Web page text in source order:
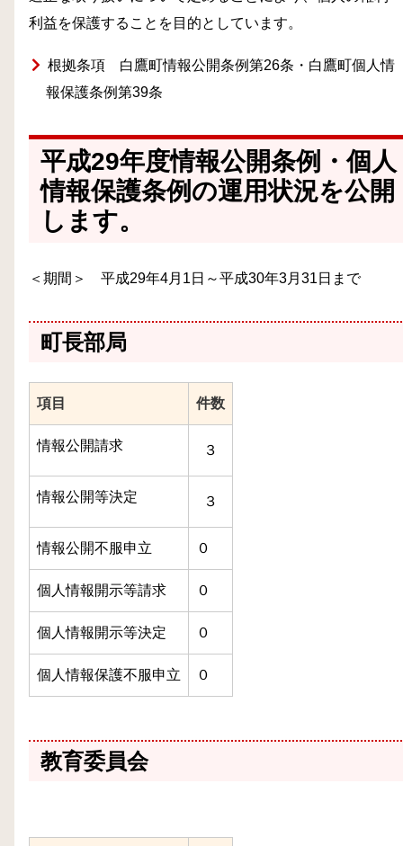
利益を保護することを目的としています。
根拠条項 白鷹町情報公開条例第26条・白鷹町個人情
報保護条例第39条
平成29年度情報公開条例・個人
情報保護条例の運用状況を公開
します。
＜期間＞ 平成29年4月1日～平成30年3月31日まで
町長部局
項目 件数
情報公開請求 ３
情報公開等決定 ３
情報公開不服申立 ０
個人情報開示等請求 ０
個人情報開示等決定 ０
個人情報保護不服申立 ０
教育委員会